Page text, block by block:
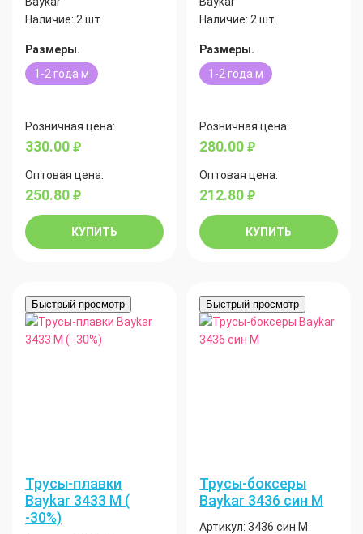
Наличие: 2 шт.
Размеры.
1-2 года м
Розничная цена:
330.00 руб.
Оптовая цена:
250.80 руб.
КУПИТЬ
Наличие: 2 шт.
Размеры.
1-2 года м
Розничная цена:
280.00руб.
Оптовая цена:
212.80руб.
КУПИТЬ
Быстрый просмотр
Трусы-плавки
Baykar 3433 М (
-30%)
Быстрый просмотр
Трусы-боксеры
Baykar 3436 син М
Артикул: 3436 син М